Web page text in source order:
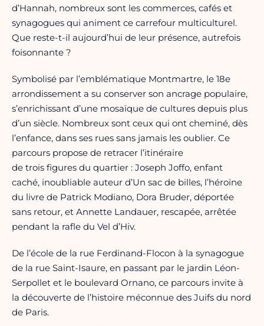
d’Hannah, nombreux sont les commerces, cafés et
synagogues qui animent ce carrefour multiculturel.
Que reste-t-il aujourd’hui de leur présence, autrefois
foisonnante ?
Symbolisé par l’emblématique Montmartre, le 18e
arrondissement a su conserver son ancrage populaire,
s’enrichissant d’une mosaïque de cultures depuis plus
d’un siècle. Nombreux sont ceux qui ont cheminé, dès
l’enfance, dans ses rues sans jamais les oublier. Ce
parcours propose de retracer l’itinéraire
de trois figures du quartier : Joseph Joffo, enfant
caché, inoubliable auteur d’Un sac de billes, l’héroïne
du livre de Patrick Modiano, Dora Bruder, déportée
sans retour, et Annette Landauer, rescapée, arrêtée
pendant la rafle du Vel d’Hiv.
De l’école de la rue Ferdinand-Flocon à la synagogue
de la rue Saint-Isaure, en passant par le jardin Léon-
Serpollet et le boulevard Ornano, ce parcours invite à
la découverte de l’histoire méconnue des Juifs du nord
de Paris.